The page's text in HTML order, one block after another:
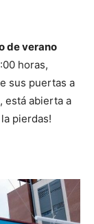
de verano
horas,
sus puertas a
está abierta a
pierdas!